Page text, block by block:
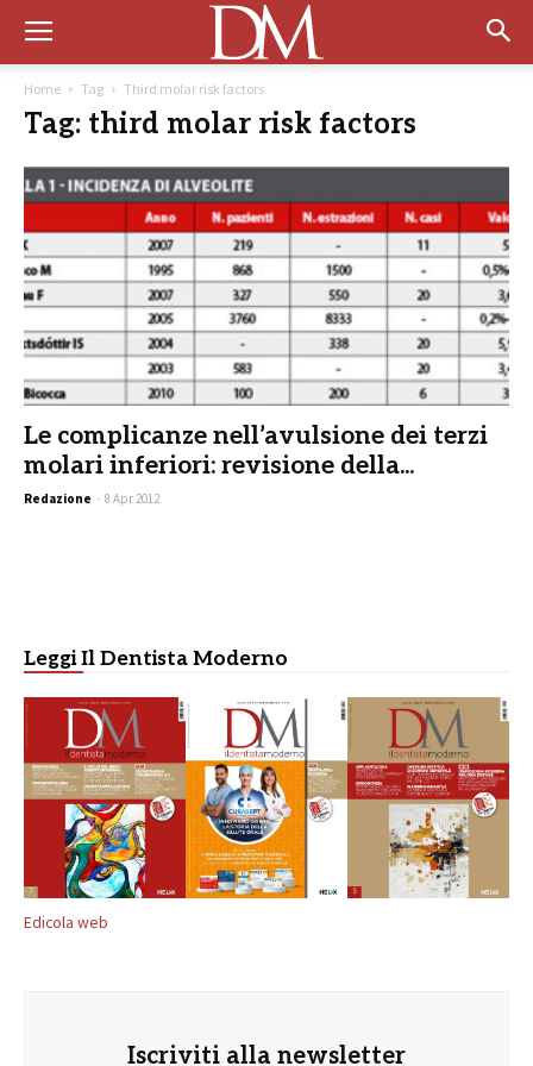
Home Tag Third molar risk factors
Tag: third molar risk factors
Le complicanze nell’avulsione dei terzi
molari inferiori: revisione della...
Redazione - 8 Apr 2012
Leggi Il Dentista Moderno
Edicola web
Iscriviti alla newsletter